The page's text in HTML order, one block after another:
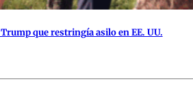
que restringía asilo en EE. UU.